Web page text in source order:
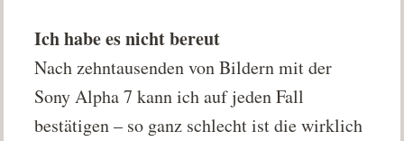
Ich habe es nicht bereut
Nach zehntausenden von Bildern mit der
Sony Alpha 7 kann ich auf jeden Fall
bestätigen – so ganz schlecht ist die wirklich